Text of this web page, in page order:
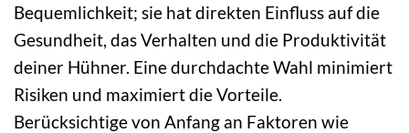
Bequemlichkeit; sie hat direkten Einfluss auf die
Gesundheit, das Verhalten und die Produktivität
deiner Hühner. Eine durchdachte Wahl minimiert
Risiken und maximiert die Vorteile.
Berücksichtige von Anfang an Faktoren wie